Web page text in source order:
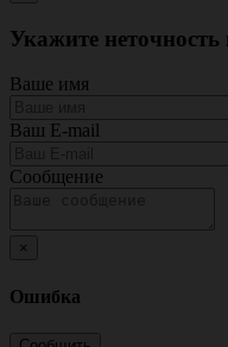
Укажите
Ваше имя
Ваш E-mail
Сообщение
×
Ошибка